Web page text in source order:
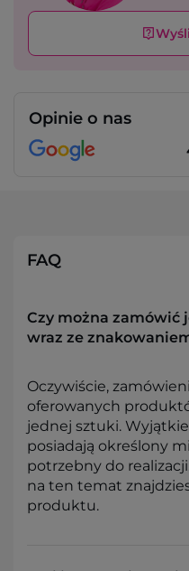
Opinie o nas
FAQ
Czy można zamówić
wraz ze
Oczywiście,
oferowanych
jednej sztuki.
posiadają określony
potrzebny do
na ten temat
produktu.